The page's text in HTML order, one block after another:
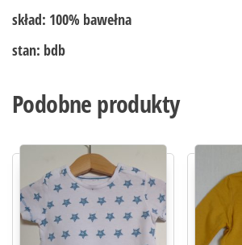
skład: 100% bawełna
stan: bdb
Podobne produkty